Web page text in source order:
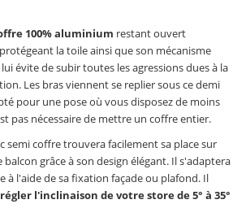
100% aluminium restant ouvert
la toile ainsi que son mécanisme
évite de subir toutes les agressions dues à la
Les bras viennent se replier sous ce demi
pour une pose où vous disposez de moins
pas nécessaire de mettre un coffre entier.
semi coffre trouvera facilement sa place sur
grâce à son design élégant. Il s'adaptera
à l'aide de sa fixation façade ou plafond. Il
régler l'inclinaison de votre store de 5° à 35°